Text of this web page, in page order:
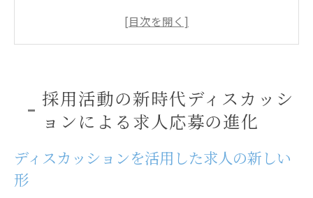
コミュニケーションが導く応募者体験の向
応募者の真の姿を引き出す対話の重要性
ディスカッションがもたらす面接プロセス
求職者と企業の相互理解を深める方法
採用活動の新時代ディスカッシ
ョンによる求人応募の進化
ディスカッションを活用した求人の新しい
形